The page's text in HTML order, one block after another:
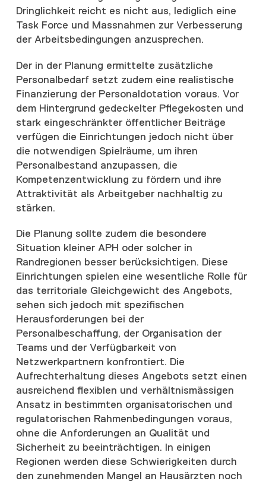
Dringlichkeit reicht es nicht aus, lediglich eine
Task Force und Massnahmen zur Verbesserung
der Arbeitsbedingungen anzusprechen.
Der in der Planung ermittelte zusätzliche
Personalbedarf setzt zudem eine realistische
Finanzierung der Personaldotation voraus. Vor
dem Hintergrund gedeckelter Pflegekosten und
stark eingeschränkter öffentlicher Beiträge
verfügen die Einrichtungen jedoch nicht über
die notwendigen Spielräume, um ihren
Personalbestand anzupassen, die
Kompetenzentwicklung zu fördern und ihre
Attraktivität als Arbeitgeber nachhaltig zu
stärken.
Die Planung sollte zudem die besondere
Situation kleiner APH oder solcher in
Randregionen besser berücksichtigen. Diese
Einrichtungen spielen eine wesentliche Rolle für
das territoriale Gleichgewicht des Angebots,
sehen sich jedoch mit spezifischen
Herausforderungen bei der
Personalbeschaffung, der Organisation der
Teams und der Verfügbarkeit von
Netzwerkpartnern konfrontiert. Die
Aufrechterhaltung dieses Angebots setzt einen
ausreichend flexiblen und verhältnismässigen
Ansatz in bestimmten organisatorischen und
regulatorischen Rahmenbedingungen voraus,
ohne die Anforderungen an Qualität und
Sicherheit zu beeinträchtigen. In einigen
Regionen werden diese Schwierigkeiten durch
den zunehmenden Mangel an Hausärzten noch